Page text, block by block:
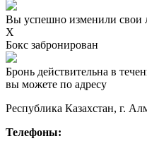
Вы успешно изменили свои
X
Бокс забронирован
Бронь действительна в
вы можете по адресу
Республика Казахстан, г.
Телефоны: